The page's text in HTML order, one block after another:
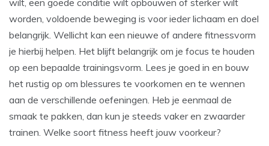
worden, voldoende beweging is voor ieder lichaam en doel
belangrijk. Wellicht kan een nieuwe of andere fitnessvorm
je hierbij helpen. Het blijft belangrijk om je focus te houden
op een bepaalde trainingsvorm. Lees je goed in en bouw
het rustig op om blessures te voorkomen en te wennen
aan de verschillende oefeningen. Heb je eenmaal de
smaak te pakken, dan kun je steeds vaker en zwaarder
trainen. Welke soort fitness heeft jouw voorkeur?